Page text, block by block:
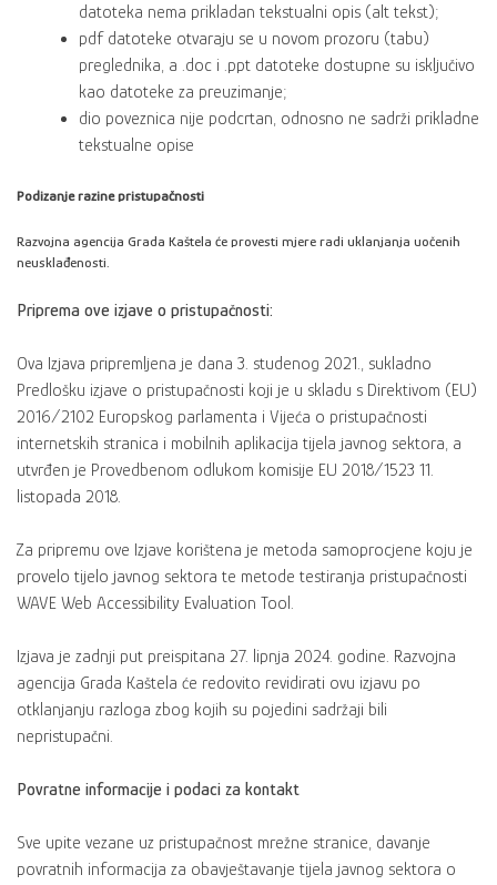
datoteka nema prikladan tekstualni opis (alt tekst);
pdf datoteke otvaraju se u novom prozoru (tabu)
preglednika, a .doc i .ppt datoteke dostupne su isključivo
kao datoteke za preuzimanje;
dio poveznica nije podcrtan, odnosno ne sadrži prikladne
tekstualne opise
Podizanje razine pristupačnosti
Razvojna agencija Grada Kaštela će provesti mjere radi uklanjanja uočenih
neusklađenosti.
Priprema ove izjave o pristupačnosti:
Ova Izjava pripremljena je dana 3. studenog 2021., sukladno
Predlošku izjave o pristupačnosti koji je u skladu s Direktivom (EU)
2016/2102 Europskog parlamenta i Vijeća o pristupačnosti
internetskih stranica i mobilnih aplikacija tijela javnog sektora, a
utvrđen je Provedbenom odlukom komisije EU 2018/1523 11.
listopada 2018.
Za pripremu ove Izjave korištena je metoda samoprocjene koju je
provelo tijelo javnog sektora te metode testiranja pristupačnosti
WAVE Web Accessibility Evaluation Tool.
Izjava je zadnji put preispitana 27. lipnja 2024. godine. Razvojna
agencija Grada Kaštela će redovito revidirati ovu izjavu po
otklanjanju razloga zbog kojih su pojedini sadržaji bili
nepristupačni.
Povratne informacije i podaci za kontakt
Sve upite vezane uz pristupačnost mrežne stranice, davanje
povratnih informacija za obavještavanje tijela javnog sektora o